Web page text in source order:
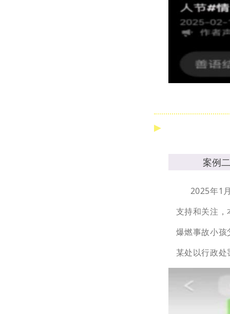
案例
2025年1
支持和关注，
爆燃事故小
某处以行政处